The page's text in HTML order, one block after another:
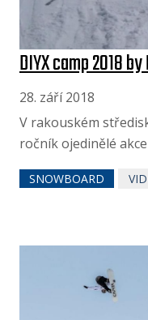
DIYX camp 2018
28. září 2018
V rakouském
ročník ojedinělé akce
SNOWBOARD